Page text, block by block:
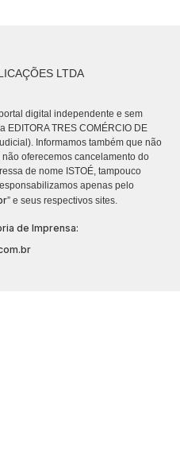
LTDA
digital independente e sem
EDITORA TRES COMÉRCIO DE
Informamos também que não
oferecemos cancelamento do
de nome ISTOÉ, tampouco
apenas pelo
” e seus respectivos sites.
de Imprensa: